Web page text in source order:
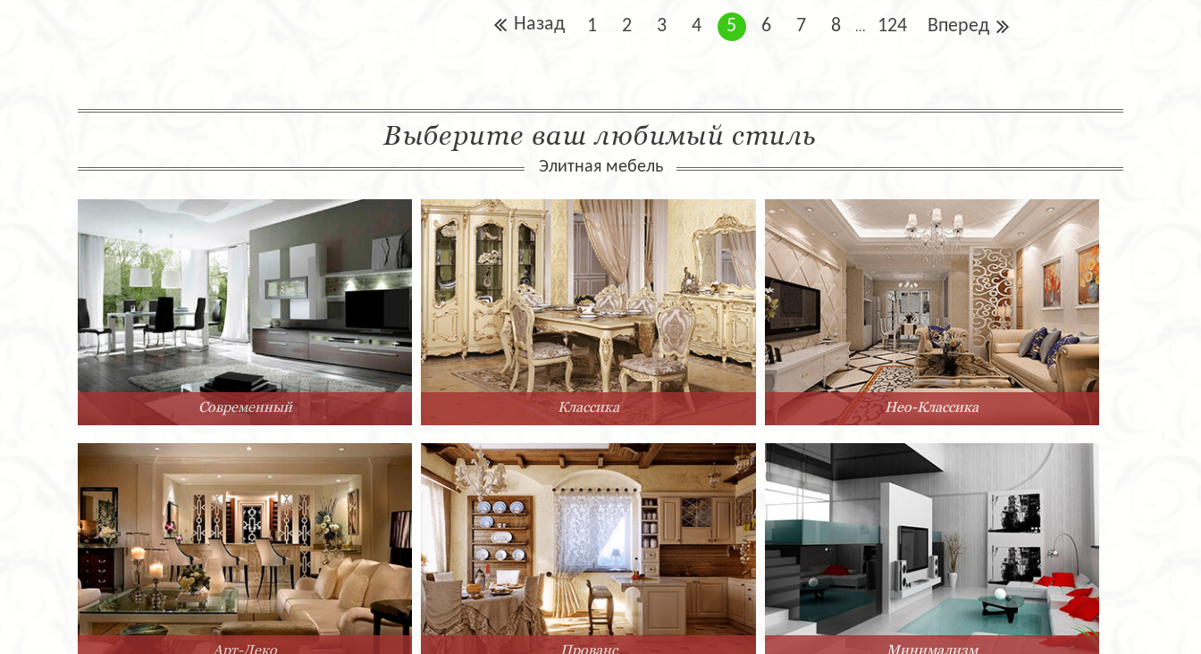
Назад 1 2 3 4 5 6 7 8 ... 124 Вперед
Выберите ваш любимый стиль
Элитная мебель
Современный Классика Нео-Классика
Арт-Деко Прованс Минимализм